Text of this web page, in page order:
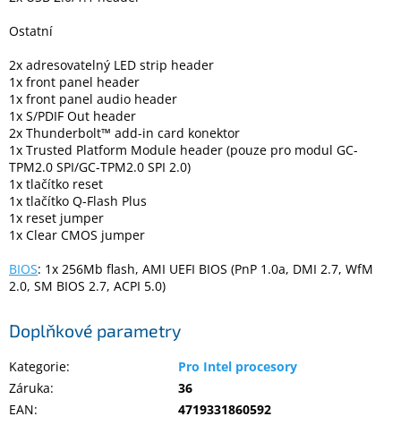
Ostatní
2x adresovatelný LED strip header
1x front panel header
1x front panel audio header
1x S/PDIF Out header
2x Thunderbolt™ add-in card konektor
1x Trusted Platform Module header (pouze pro modul GC-
TPM2.0 SPI/GC-TPM2.0 SPI 2.0)
1x tlačítko reset
1x tlačítko Q-Flash Plus
1x reset jumper
1x Clear CMOS jumper
BIOS: 1x 256Mb flash, AMI UEFI BIOS (PnP 1.0a, DMI 2.7, WfM
2.0, SM BIOS 2.7, ACPI 5.0)
Doplňkové parametry
Kategorie:
Pro Intel procesory
Záruka:
36
EAN:
4719331860592